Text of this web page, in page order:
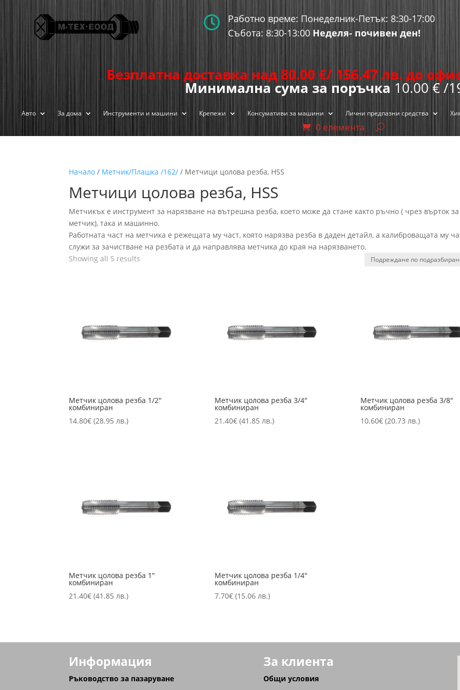

Работно време: Понеделник-Петък: 8:30-17:00
Събота: 8:30-13:00 Неделя- почивен ден!
Безплатна доставка над 80.00 €/ 156.47 лв. до
Минимална сума за поръчка 10.00 € /
Авто За дома Инструменти и машини Крепежи Консумативи за машини Лични предпазни средства
0 елемента
Начало / Метчик/Плашка /162/ / Метчици цолова резба, HSS
Метчици цолова резба, HSS
Метчикък е инструмент за нарязване на вътрешна резба, което може да стане както ръчно ( чрез върток за
метчик), така и машинно.
Работната част на метчика е режещата му част, която нарязва резба в даден детайл, а калиброващата му
служи за зачистване на резбата и да направлява метчика до края на нарязването.
Showing all 5 results
Метчик цолова резба 1/2″
комбиниран
14.80€ (28.95 лв.)
Метчик цолова резба 3/4″
комбиниран
21.40€ (41.85 лв.)
Метчик цолова резба 3/8″
комбиниран
10.60€ (20.73 лв.)
Метчик цолова резба 1″
комбиниран
21.40€ (41.85 лв.)
Метчик цолова резба 1/4″
комбиниран
7.70€ (15.06 лв.)
Информация
Ръководство за пазаруване
За клиента
Общи условия